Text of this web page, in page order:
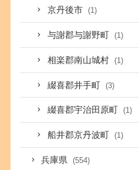
京丹後市 (1)
与謝郡与謝野町 (1)
相楽郡南山城村 (1)
綴喜郡井手町 (3)
綴喜郡宇治田原町 (1)
船井郡京丹波町 (1)
兵庫県 (554)